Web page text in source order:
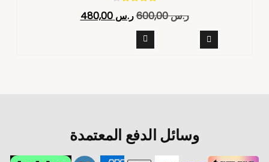
تم التقييم
4.40
ر.س600,00 ر.س 480,00
وسائل الدفع المعتمدة